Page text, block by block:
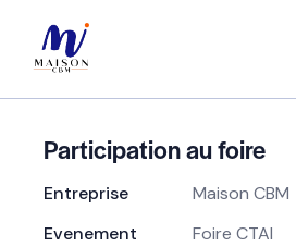
Participation au foire
Entreprise
Maison CBM
Evenement
Foire CTAI